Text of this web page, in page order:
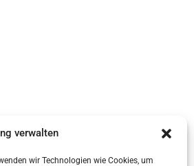
verwalten
wir Technologien wie Cookies, um